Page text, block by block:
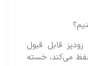
قابل قبول
خسته